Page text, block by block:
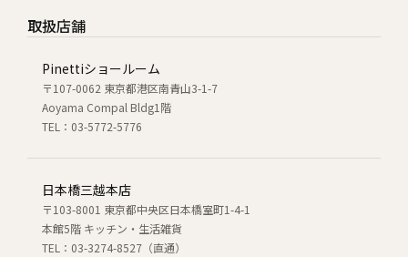
取扱店舗
Pinettiショールーム
〒107-0062 東京都港区南青山3-1-7
Aoyama Compal Bldg1階
TEL：03-5772-5776
日本橋三越本店
〒103-8001 東京都中央区日本橋室町1-4-1
本館5階 キッチン・生活雑貨
TEL：03-3274-8527（直通）